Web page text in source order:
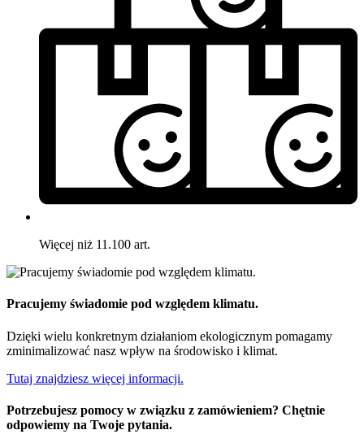
Więcej niż 11.100 art.
Pracujemy świadomie pod względem klimatu.
Dzięki wielu konkretnym działaniom ekologicznym pomagamy
zminimalizować nasz wpływ na środowisko i klimat.
Tutaj znajdziesz więcej informacji.
Potrzebujesz pomocy w związku z zamówieniem? Chętnie
odpowiemy na Twoje pytania.